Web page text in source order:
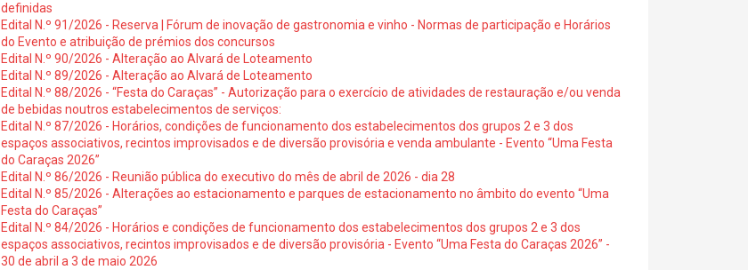
definidas
Edital N.º 91/2026 - Reserva | Fórum de inovação de gastronomia e vinho - Normas de participação e Horários
do Evento e atribuição de prémios dos concursos
Edital N.º 90/2026 - Alteração ao Alvará de Loteamento
Edital N.º 89/2026 - Alteração ao Alvará de Loteamento
Edital N.º 88/2026 - “Festa do Caraças” - Autorização para o exercício de atividades de restauração e/ou venda
de bebidas noutros estabelecimentos de serviços:
Edital N.º 87/2026 - Horários, condições de funcionamento dos estabelecimentos dos grupos 2 e 3 dos
espaços associativos, recintos improvisados e de diversão provisória e venda ambulante - Evento “Uma Festa
do Caraças 2026”
Edital N.º 86/2026 - Reunião pública do executivo do mês de abril de 2026 - dia 28
Edital N.º 85/2026 - Alterações ao estacionamento e parques de estacionamento no âmbito do evento “Uma
Festa do Caraças”
Edital N.º 84/2026 - Horários e condições de funcionamento dos estabelecimentos dos grupos 2 e 3 dos
espaços associativos, recintos improvisados e de diversão provisória - Evento “Uma Festa do Caraças 2026” -
30 de abril a 3 de maio 2026